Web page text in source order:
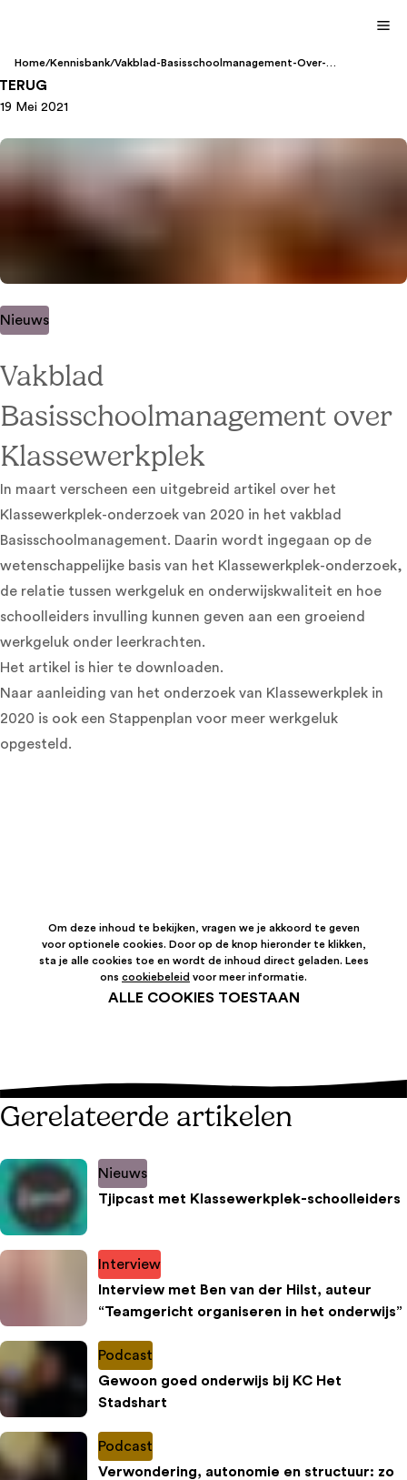
Home/Kennisbank/Vakblad-Basisschoolmanagement-Over-
19 Mei 2021
Nieuws
Vakblad
Basisschoolmanagement over
Klassewerkplek
In maart verscheen een uitgebreid artikel over het
Klassewerkplek-onderzoek van 2020 in het vakblad
Basisschoolmanagement. Daarin wordt ingegaan op de
wetenschappelijke basis van het Klassewerkplek-onderzoek,
de relatie tussen werkgeluk en onderwijskwaliteit en hoe
schoolleiders invulling kunnen geven aan een groeiend
werkgeluk onder leerkrachten.
Het artikel is hier te downloaden.
Naar aanleiding van het onderzoek van Klassewerkplek in
2020 is ook een Stappenplan voor meer werkgeluk
opgesteld.
Om deze inhoud te bekijken, vragen we je akkoord te geven
voor optionele cookies. Door op de knop hieronder te klikken,
sta je alle cookies toe en wordt de inhoud direct geladen. Lees
ons cookiebeleid voor meer informatie.
ALLE COOKIES TOESTAAN
Gerelateerde artikelen
Nieuws
Tjipcast met Klassewerkplek-schoolleiders
Interview
Interview met Ben van der Hilst, auteur
“Teamgericht organiseren in het onderwijs”
Podcast
Gewoon goed onderwijs bij KC Het
Stadshart
Podcast
Verwondering, autonomie en structuur: zo